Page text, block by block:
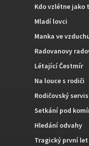
Kdo vzlétne jako
Mladí lovci
Manka ve
Radovanovy
Létající Čestmír
Na louce s rodiči
Rodičovský servis
Setkání pod
Hledání odvahy
Tragický první let